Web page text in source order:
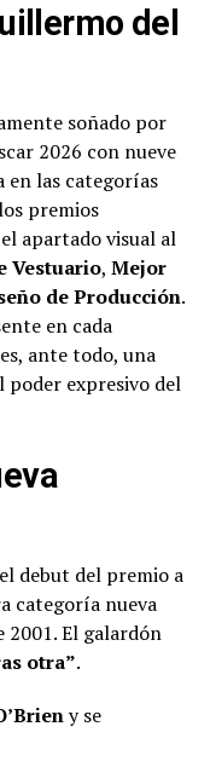
del
soñado por
2026 con nueve
en las categorías
premios
apartado visual al
Vestuario, Mejor
de Producción.
en cada
ante todo, una
poder expresivo del
debut del premio a
categoría nueva
2001. El galardón
otra”.
y se